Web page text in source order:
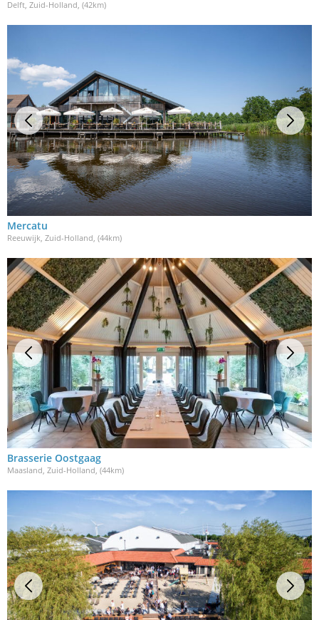
Delft, Zuid-Holland, (42km)
Mercatu
Reeuwijk, Zuid-Holland , (44km)
Brasserie Oostgaag
Maasland, Zuid-Holland, (44km)